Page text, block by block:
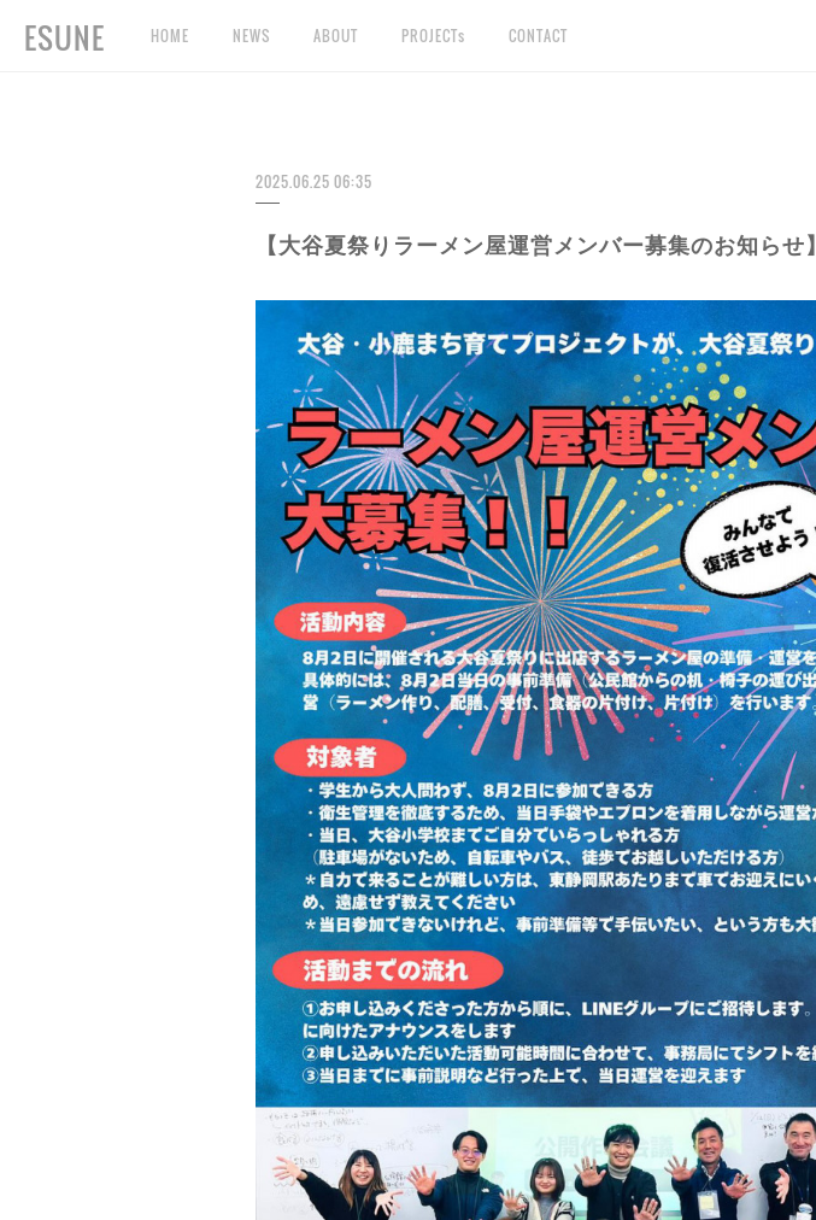
ESUNE HOME NEWS ABOUT PROJECTs CONTACT
2025.06.25 06:35
【大谷夏祭りラーメン屋運営メンバー募集のお知らせ】